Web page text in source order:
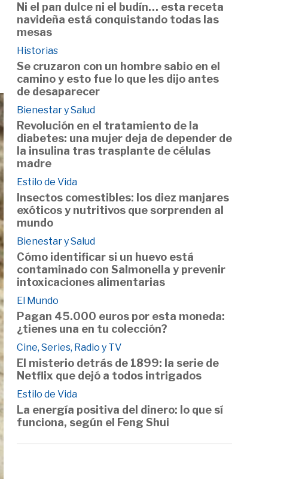
Ni el pan dulce ni el budín… esta receta
navideña está conquistando todas las
mesas
Historias
Se cruzaron con un hombre sabio en el
camino y esto fue lo que les dijo antes
de desaparecer
Bienestar y Salud
Revolución en el tratamiento de la
diabetes: una mujer deja de depender de
la insulina tras trasplante de células
madre
Estilo de Vida
Insectos comestibles: los diez manjares
exóticos y nutritivos que sorprenden al
mundo
Bienestar y Salud
Cómo identificar si un huevo está
contaminado con Salmonella y prevenir
intoxicaciones alimentarias
El Mundo
Pagan 45.000 euros por esta moneda:
¿tienes una en tu colección?
Cine, Series, Radio y TV
El misterio detrás de 1899: la serie de
Netflix que dejó a todos intrigados
Estilo de Vida
La energía positiva del dinero: lo que sí
funciona, según el Feng Shui